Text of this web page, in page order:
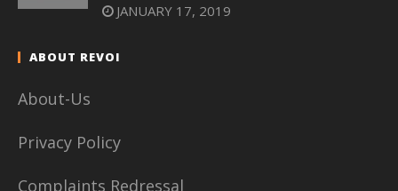
JANUARY 17, 2019
ABOUT REVOI
About-Us
Privacy Policy
Complaints Redressal